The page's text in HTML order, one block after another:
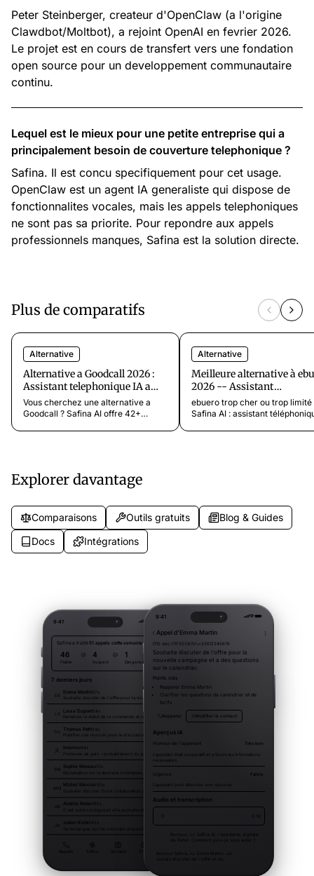
Peter Steinberger, createur d'OpenClaw (a l'origine
Clawdbot/Moltbot), a rejoint OpenAI en fevrier 2026.
Le projet est en cours de transfert vers une fondation
open source pour un developpement communautaire
continu.
Lequel est le mieux pour une petite entreprise qui a
principalement besoin de couverture telephonique ?
Safina. Il est concu specifiquement pour cet usage.
OpenClaw est un agent IA generaliste qui dispose de
fonctionnalites vocales, mais les appels telephoniques
ne sont pas sa priorite. Pour repondre aux appels
professionnels manques, Safina est la solution directe.
Plus de comparatifs
Alternative
Alternative a Goodcall 2026 :
Assistant telephonique IA a
partir de 9,99 €/mois
Vous cherchez une alternative a
Goodcall ? Safina AI offre 42+
Alternative
Meilleure alternative à
2026 -- Assistant
téléphonique IA
ebuero trop cher ou trop limité
Safina AI : assistant
Explorer davantage
Comparaisons Outils gratuits
Blog & Guides
Docs
Intégrations